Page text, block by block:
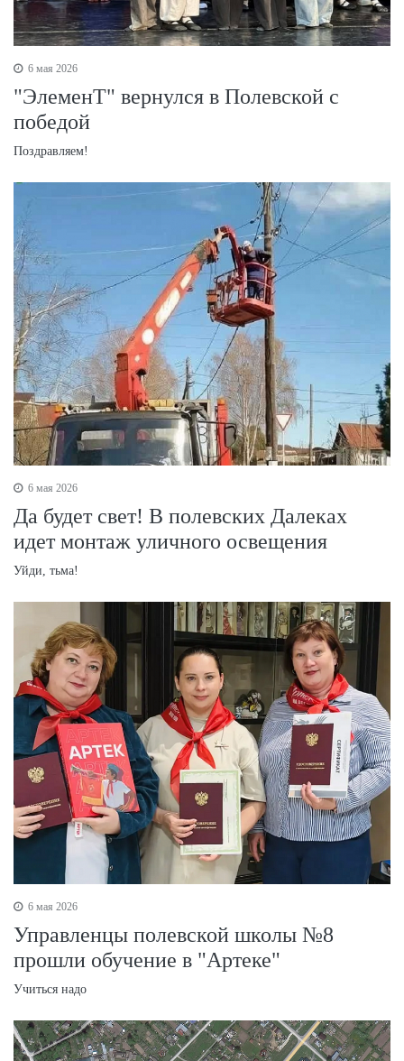
6 мая 2026
"ЭлеменТ" вернулся в Полевской с
победой
Поздравляем!
6 мая 2026
Да будет свет! В полевских Далеках
идет монтаж уличного освещения
Уйди, тьма!
6 мая 2026
Управленцы полевской школы №8
прошли обучение в "Артеке"
Учиться надо